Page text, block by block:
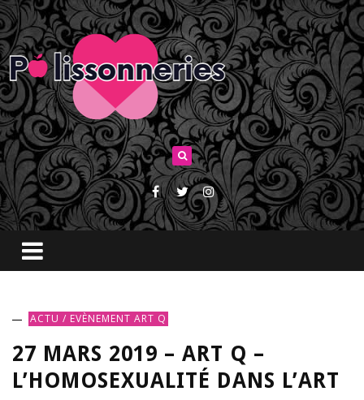
ACTU / EVÈNEMENT ART Q
27 MARS 2019 – ART Q –
L’HOMOSEXUALITÉ DANS L’ART